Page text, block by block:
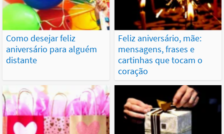
Como desejar feliz
aniversário para alguém
distante
Feliz aniversário, mãe:
mensagens, frases e
cartinhas que tocam o
coração